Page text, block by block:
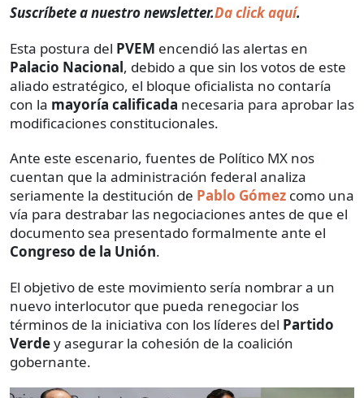
Suscríbete a nuestro newsletter.Da click aquí.
Esta postura del PVEM encendió las alertas en
Palacio Nacional, debido a que sin los votos de este
aliado estratégico, el bloque oficialista no contaría
con la mayoría calificada necesaria para aprobar las
modificaciones constitucionales.
Ante este escenario, fuentes de Político MX nos
cuentan que la administración federal analiza
seriamente la destitución de Pablo Gómez como una
vía para destrabar las negociaciones antes de que el
documento sea presentado formalmente ante el
Congreso de la Unión.
El objetivo de este movimiento sería nombrar a un
nuevo interlocutor que pueda renegociar los
términos de la iniciativa con los líderes del Partido
Verdey asegurar la cohesión de la coalición
gobernante.